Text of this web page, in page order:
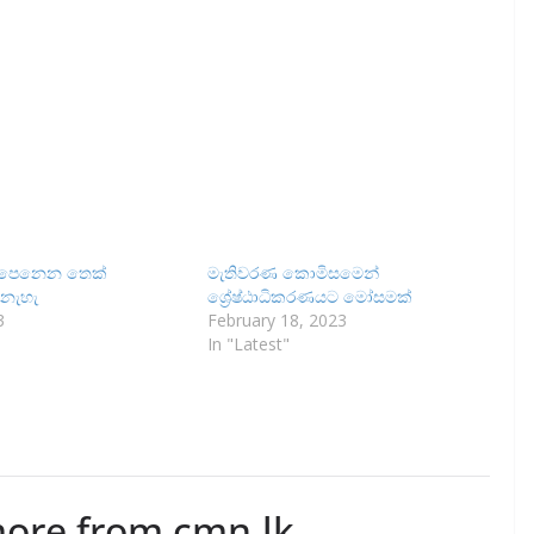
තෙක්
මැතිවරණ කොමිසමෙන්
ශ්‍රේෂ්ඨාධිකරණයට මෝසමක්
February 18, 2023
In "Latest"